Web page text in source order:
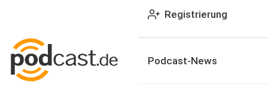
Registrierung
Podcast-News